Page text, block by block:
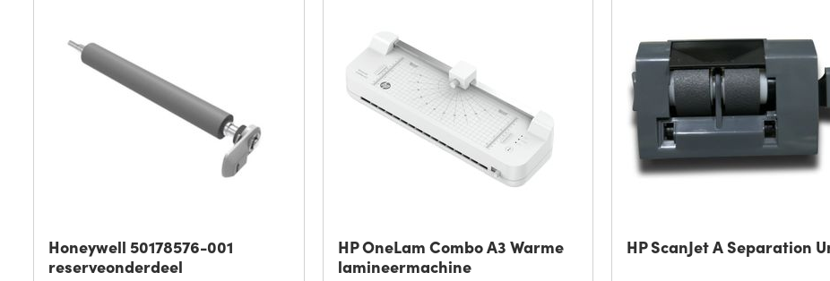
Honeywell 50178576-001
reserveonderdeel
HP OneLam Combo A3 Warme
lamineermachine
HP ScanJet A Separation